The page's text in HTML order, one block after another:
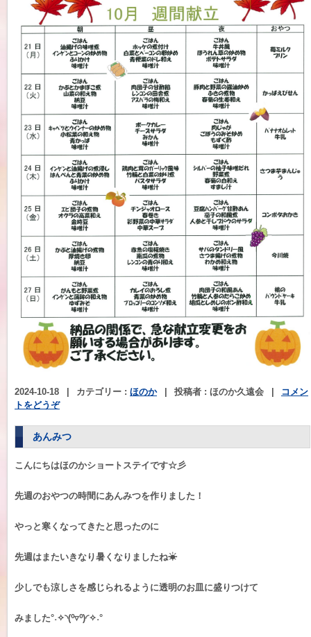
2024-10-18 カテゴリー : ほのか 投稿者 : ほのか久遠会
コメン
トをどうぞ
あんみつ
こんにちはほのかショートステイです☆彡
先週のおやつの時間にあんみつを作りました！
やっと寒くなってきたと思ったのに
先週はまたいきなり暑くなりましたね☀
少しでも涼しさを感じられるように透明のお皿に盛りつけて
みました°˖✧◝(⁰▿⁰)◜✧˖°